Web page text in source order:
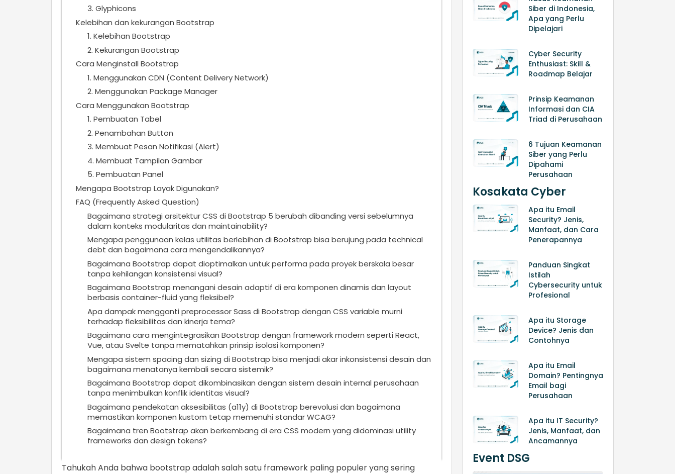
3. Glyphicons
Kelebihan dan kekurangan Bootstrap
1. Kelebihan Bootstrap
2. Kekurangan Bootstrap
Cara Menginstall Bootstrap
1. Menggunakan CDN (Content Delivery Network)
2. Menggunakan Package Manager
Cara Menggunakan Bootstrap
1. Pembuatan Tabel
2. Penambahan Button
3. Membuat Pesan Notifikasi (Alert)
4. Membuat Tampilan Gambar
5. Pembuatan Panel
Mengapa Bootstrap Layak Digunakan?
FAQ (Frequently Asked Question)
Bagaimana strategi arsitektur CSS di Bootstrap 5 berubah dibanding versi sebelumnya
dalam konteks modularitas dan maintainability?
Mengapa penggunaan kelas utilitas berlebihan di Bootstrap bisa berujung pada technical
debt dan bagaimana cara mengendalikannya?
Bagaimana Bootstrap dapat dioptimalkan untuk performa pada proyek berskala besar
tanpa kehilangan konsistensi visual?
Bagaimana Bootstrap menangani desain adaptif di era komponen dinamis dan layout
berbasis container-fluid yang fleksibel?
Apa dampak mengganti preprocessor Sass di Bootstrap dengan CSS variable murni
terhadap fleksibilitas dan kinerja tema?
Bagaimana cara mengintegrasikan Bootstrap dengan framework modern seperti React,
Vue, atau Svelte tanpa mematahkan prinsip isolasi komponen?
Mengapa sistem spacing dan sizing di Bootstrap bisa menjadi akar inkonsistensi desain dan
bagaimana menatanya kembali secara sistemik?
Bagaimana Bootstrap dapat dikombinasikan dengan sistem desain internal perusahaan
tanpa menimbulkan konflik identitas visual?
Bagaimana pendekatan aksesibilitas (a11y) di Bootstrap berevolusi dan bagaimana
memastikan komponen kustom tetap memenuhi standar WCAG?
Bagaimana tren Bootstrap akan berkembang di era CSS modern yang didominasi utility
frameworks dan design tokens?
Tahukah Anda bahwa bootstrap adalah salah satu framework paling populer yang sering
Siber di Indonesia,
Apa yang Perlu
Dipelajari
Cyber Security
Enthusiast: Skill &
Roadmap Belajar
Prinsip Keamanan
Informasi dan CIA
Triad di Perusahaan
6 Tujuan Keamanan
Siber yang Perlu
Dipahami
Perusahaan
Kosakata Cyber
Apa itu Email
Security? Jenis,
Manfaat, dan Cara
Penerapannya
Panduan Singkat
Istilah
Cybersecurity untuk
Profesional
Apa itu Storage
Device? Jenis dan
Contohnya
Apa itu Email
Domain? Pentingnya
Email bagi
Perusahaan
Apa itu IT Security?
Jenis, Manfaat, dan
Ancamannya
Event DSG